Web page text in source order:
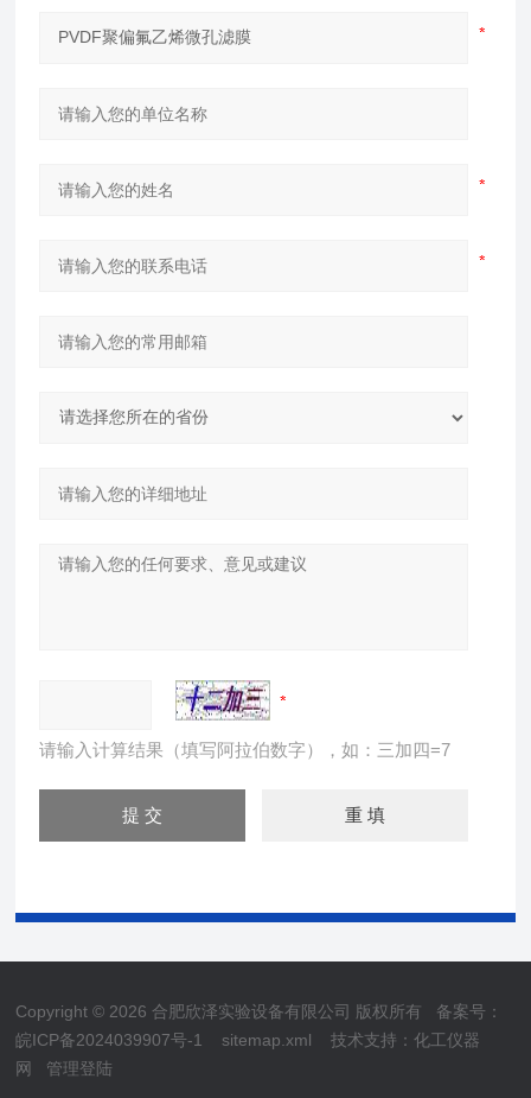
请输入计算结果（填写阿拉伯数字），如：三加四=7
Copyright © 2026 合肥欣泽实验设备有限公司 版权所有 备案号：
皖ICP备2024039907号-1
sitemap.xml 技术支持：化工仪器
网
管理登陆